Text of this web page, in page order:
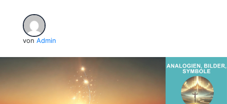
von Admin